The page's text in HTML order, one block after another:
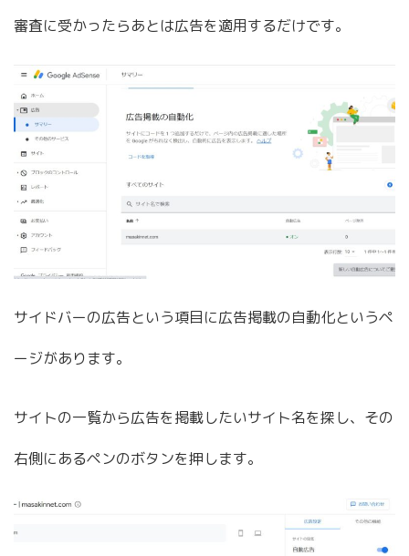
審査に受かったらあとは広告を適用するだけです。
サイドバーの広告という項目に広告掲載の自動化というペ
ージがあります。
サイトの一覧から広告を掲載したいサイト名を探し、その
右側にあるペンのボタンを押します。